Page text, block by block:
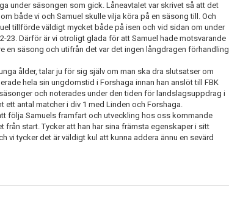
under säsongen som gick. Låneavtalet var skrivet så att det
både vi och Samuel skulle vilja köra på en säsong till. Och
tillförde väldigt mycket både på isen och vid sidan om under
23. Därför är vi otroligt glada för att Samuel hade motsvarande
en säsong och utifrån det var det ingen långdragen förhandling
ålder, talar ju för sig själv om man ska dra slutsatser om
hela sin ungdomstid i Forshaga innan han anslöt till FBK
och noterades under den tiden för landslagsuppdrag i
ett antal matcher i div 1 med Linden och Forshaga.
följa Samuels framfart och utveckling hos oss kommande
från start. Tycker att han har sina främsta egenskaper i sitt
vi tycker det är väldigt kul att kunna addera ännu en sevärd